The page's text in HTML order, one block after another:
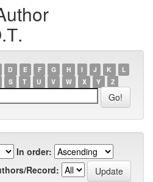
D E F G H I J K
L
S T U V W X Y Z
In order:
Record: